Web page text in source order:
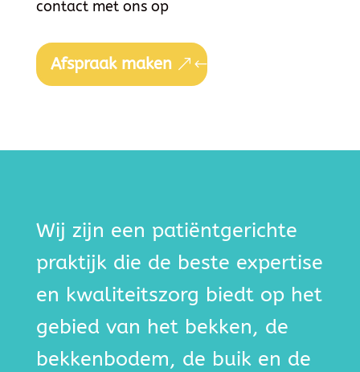
contact met ons op
Afspraak maken
Wij zijn een patiëntgerichte
praktijk die de beste expertise
en kwaliteitszorg biedt op het
gebied van het bekken, de
bekkenbodem, de buik en de